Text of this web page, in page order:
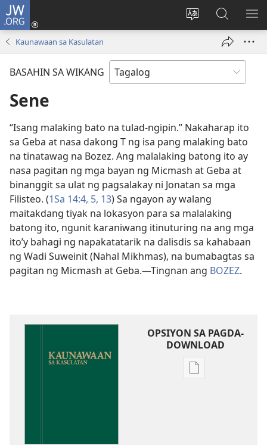
JW.ORG
Baguhin
ng
Mag-
log
bubukas
sa
JW.ORG
Kaunawaan sa Kasulatan
BASAHIN SA WIKANG
Sene
“Isang malaking bato na tulad-ngipin.” Nakaharap ito
sa Geba at nasa dakong T ng isa pang malaking bato
na tinatawag na Bozez. Ang malalaking batong ito ay
nasa pagitan ng mga bayan ng Micmash at Geba at
binanggit sa ulat ng pagsalakay ni Jonatan sa mga
Filisteo. (1Sa 14:4, 5, 13) Sa ngayon ay walang
maitakdang tiyak na lokasyon para sa malalaking
batong ito, ngunit karaniwang itinuturing na ang mga
ito’y bahagi ng napakatatarik na dalisdis sa kahabaan
ng Wadi Suweinit (Nahal Mikhmas), na bumabagtas sa
pagitan ng Micmash at Geba.​—Tingnan ang BOZEZ.
OPSIYON SA PAGDA-
DOWNLOAD
Opsiyon